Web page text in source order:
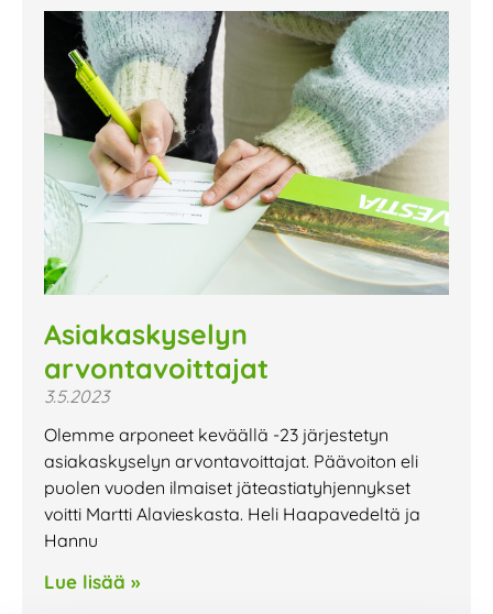
Asiakaskyselyn
arvontavoittajat
3.5.2023
Olemme arponeet keväällä -23 järjestetyn
asiakaskyselyn arvontavoittajat. Päävoiton eli
puolen vuoden ilmaiset jäteastiatyhjennykset
voitti Martti Alavieskasta. Heli Haapavedeltä ja
Hannu
Lue lisää »